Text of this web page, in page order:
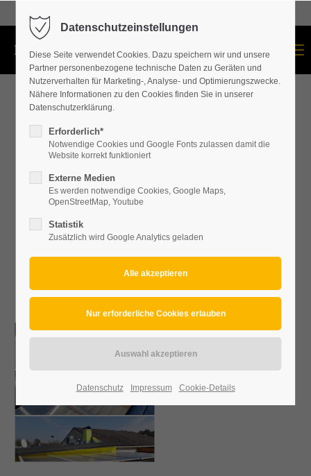
Datenschutzeinstellungen
Diese Seite verwendet Cookies. Dazu speichern wir und unsere
Partner personenbezogene technische Daten zu Geräten und
Nutzerverhalten für Marketing-, Analyse- und Optimierungszwecke.
Nähere Informationen zu den Cookies finden Sie in unserer
Datenschutzerklärung.
Erforderlich*
Notwendige Cookies und Google Fonts zulassen damit die
Website korrekt funktioniert
Externe Medien
Es werden notwendige Cookies, Google Maps,
OpenStreetMap, Youtube
Statistik
Zusätzlich wird Google Analytics geladen
Datenschutz Impressum Cookie-Details